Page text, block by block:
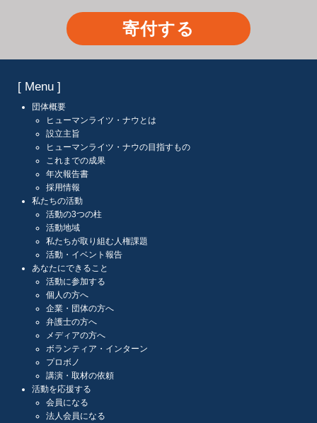
寄付する
[ Menu ]
団体概要
ヒューマンライツ・ナウとは
設立主旨
ヒューマンライツ・ナウの目指すもの
これまでの成果
年次報告書
採用情報
私たちの活動
活動の3つの柱
活動地域
私たちが取り組む人権課題
活動・イベント報告
あなたにできること
活動に参加する
個人の方へ
企業・団体の方へ
弁護士の方へ
メディアの方へ
ボランティア・インターン
プロボノ
講演・取材の依頼
活動を応援する
会員になる
法人会員になる